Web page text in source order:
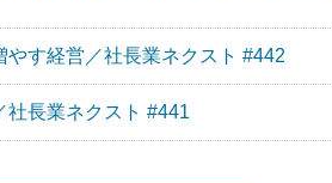
す経営／社長業ネクスト #442
社長業ネクスト #441